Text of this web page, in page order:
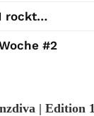
rockt…
#2
| Edition 1